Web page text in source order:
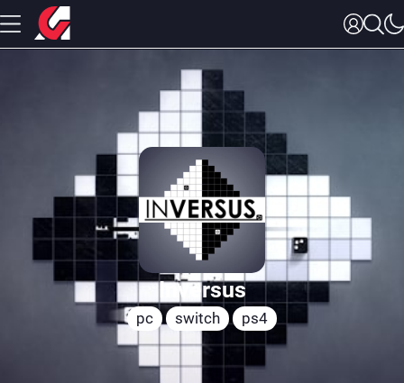
Inversus
pc switch ps4